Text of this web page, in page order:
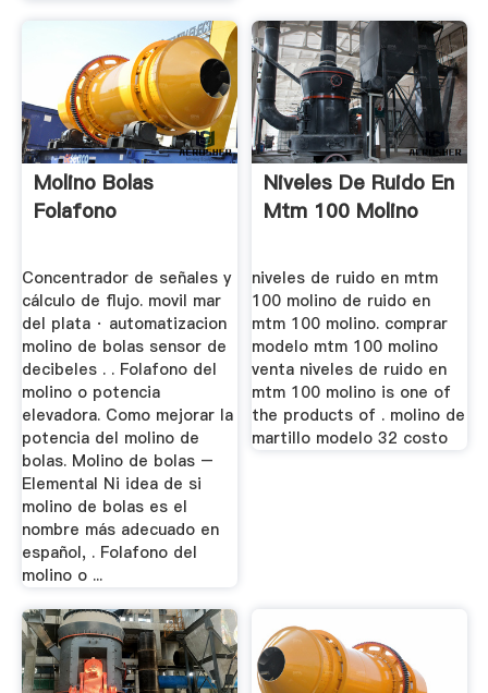
Molino Bolas
Folafono
Concentrador de señales y
cálculo de flujo. movil mar
del plata · automatizacion
molino de bolas sensor de
decibeles . . Folafono del
molino o potencia
elevadora. Como mejorar la
potencia del molino de
bolas. Molino de bolas –
Elemental Ni idea de si
molino de bolas es el
nombre más adecuado en
español, . Folafono del
molino o ...
Niveles De Ruido En
Mtm 100 Molino
niveles de ruido en mtm
100 molino de ruido en
mtm 100 molino. comprar
modelo mtm 100 molino
venta niveles de ruido en
mtm 100 molino is one of
the products of . molino de
martillo modelo 32 costo